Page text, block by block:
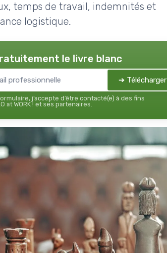
temps de travail, indemnités et
logistique.
le livre blanc
➔ Télécharger
j’accepte d’être contacté(e) à des fins
at WORK ! et ses partenaires.